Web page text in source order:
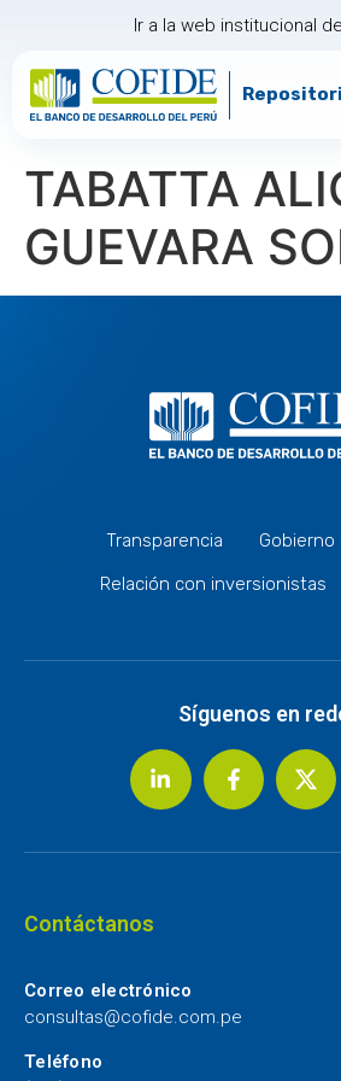
Ir a la web institucional de
TABATTA
GUEVARA
Transparencia
Relación con inversionistas
Síguenos en
Contáctanos
Correo electrónico
consultas@cofide.com.pe
Teléfono